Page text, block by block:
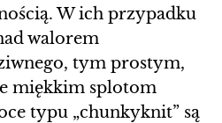
W ich przypadku
walorem
tym prostym,
miękkim splotom
typu „chunkyknit” są